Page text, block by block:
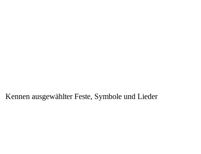
Kennen ausgewählter Feste, Symbole und Lieder